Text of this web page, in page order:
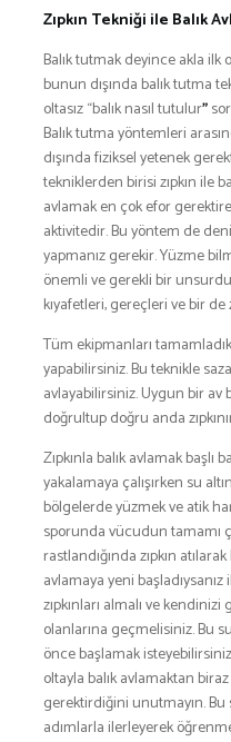
PET SHOP
YAŞAM VE
SCUBA DALIŞ
SEYAHAT
SNOWBOARD
SPOR &
TEKNE & YAT
TEKNOLOJİ
TENİS
TIRMANIŞ
YÜRÜYÜŞ
YÜZME
ARŞİVLER
Zıpkın Tekniği ile Balık
Balık tutmak deyince akla ilk
bunun dışında balık tutma
oltasız “balık nasıl tutulur”
Balık tutma yöntemleri
dışında fiziksel yetenek
tekniklerden birisi zıpkın ile
avlamak en çok efor
aktivitedir. Bu yöntem de
yapmanız gerekir. Yüzme
önemli ve gerekli bir
kıyafetleri, gereçleri ve bir de
Tüm ekipmanları
yapabilirsiniz. Bu teknikle
avlayabilirsiniz. Uygun bir av
doğrultup doğru anda
Zıpkınla balık avlamak başlı
yakalamaya çalışırken su
bölgelerde yüzmek ve atik
sporunda vücudun tamamı
rastlandığında zıpkın
avlamaya yeni
zıpkınları almalı ve
olanlarına geçmelisiniz. Bu
önce başlamak
oltayla balık avlamaktan
gerektirdiğini unutmayın.
adımlarla ilerleyerek